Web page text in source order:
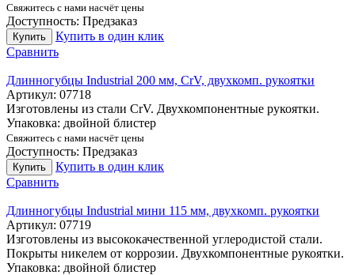
Свяжитесь с нами насчёт цены
Доступность: Предзаказ
Купить
Купить в один клик
Сравнить
Длинногубцы Industrial 200 мм, CrV, двухкомп. рукоятки
Артикул: 07718
Изготовлены из стали CrV. Двухкомпонентные рукоятки.
Упаковка: двойной блистер
Свяжитесь с нами насчёт цены
Доступность: Предзаказ
Купить
Купить в один клик
Сравнить
Длинногубцы Industrial мини 115 мм, двухкомп. рукоятки
Артикул: 07719
Изготовлены из высококачественной углеродистой стали.
Покрыты никелем от коррозии. Двухкомпонентные рукоятки.
Упаковка: двойной блистер